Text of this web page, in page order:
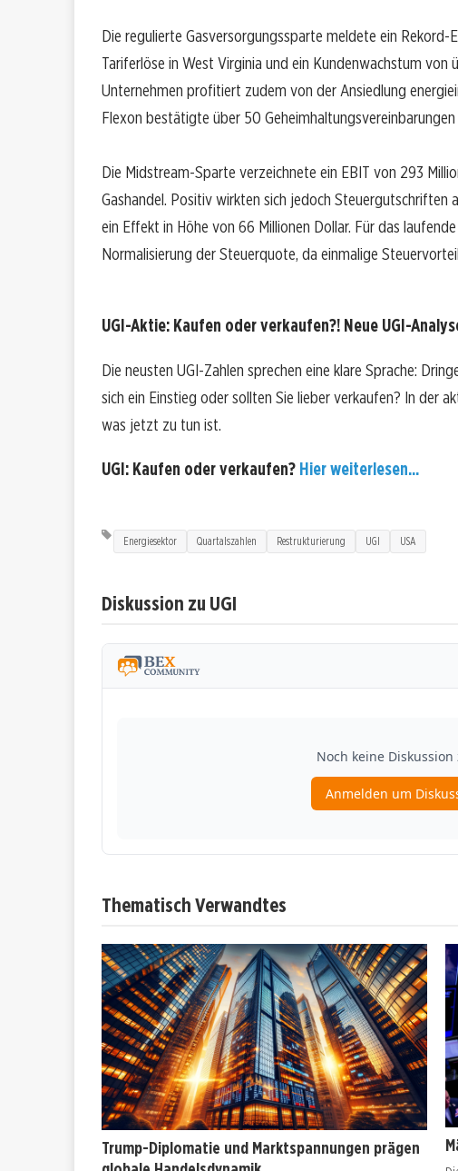
Die regulierte Gasversorgungssparte meldete ein
Tariferlöse in West Virginia und ein Kundenwachstum von
Unternehmen profitiert zudem von der Ansiedlung
Flexon bestätigte über 50
Die Midstream-Sparte verzeichnete ein EBIT von 293
Gashandel. Positiv wirkten sich jedoch Steuergutschriften
ein Effekt in Höhe von 66 Millionen Dollar. Für das
Normalisierung der Steuerquote, da einmalige
UGI-Aktie: Kaufen oder verkaufen?! Neue UGI-
Die neusten UGI-Zahlen sprechen eine klare Sprache:
sich ein Einstieg oder sollten Sie lieber verkaufen? In der
was jetzt zu tun ist.
UGI: Kaufen oder verkaufen? Hier weiterlesen...
Energiesektor Quartalszahlen Restrukturierung UGI USA
Diskussion zu UGI
Thematisch Verwandtes
Trump-Diplomatie und Marktspannungen prägen